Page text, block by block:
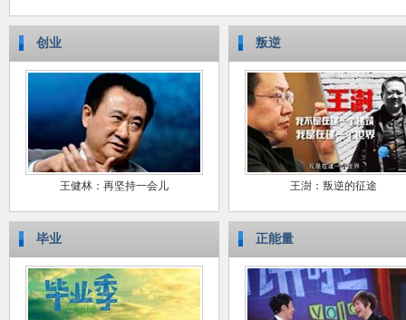
创业
王健林：再坚持一会儿
毕业
叛逆
王澍：叛逆的征途
正能量